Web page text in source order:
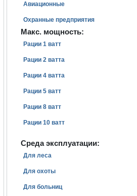
Авиационные
Охранные предприятия
Макс. мощность:
Рации 1 ватт
Рации 2 ватта
Рации 4 ватта
Рации 5 ватт
Рации 8 ватт
Рации 10 ватт
Среда эксплуатации:
Для леса
Для охоты
Для больниц